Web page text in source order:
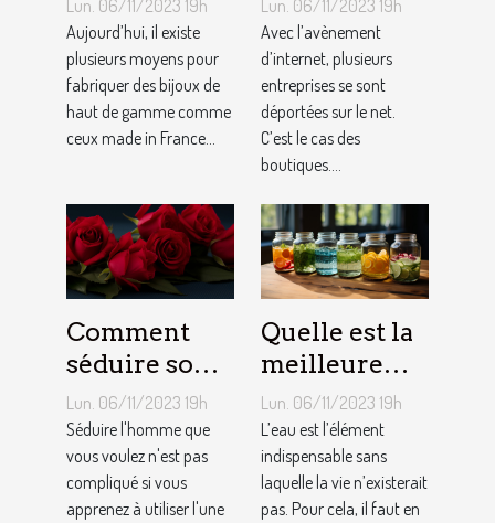
joaillier ?
Lun. 06/11/2023 19h
Aujourd’hui, il existe
plusieurs moyens pour
fabriquer des bijoux de
haut de gamme comme
ceux made in France...
c’est ?
Lun. 06/11/2023 19h
Avec l’avènement
d’internet, plusieurs
entreprises se sont
déportées sur le net.
C’est le cas des
boutiques....
Comment
séduire son
homme ?
Lun. 06/11/2023 19h
Séduire l'homme que
vous voulez n'est pas
compliqué si vous
apprenez à utiliser l'une
Quelle est la
meilleure
quantité
d’eau qu’il
faut au
quotidien ?
Lun. 06/11/2023 19h
L’eau est l’élément
indispensable sans
laquelle la vie n’existerait
pas. Pour cela, il faut en